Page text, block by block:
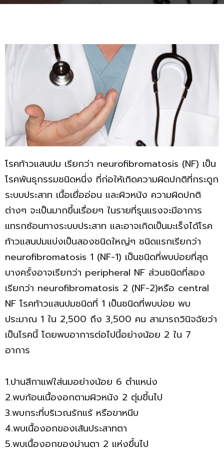
โรคท้าวแสนปม เรียกว่า neurofibromatosis (NF) เป็น
โรคพันธุกรรมชนิดหนึ่ง ที่ก่อให้เกิดความผิดปกติที่กระดูก
ระบบประสาท เนื้อเยื่ออ่อน และผิวหนัง ความผิดปกติ
ต่างๆ จะเป็นมากขึ้นเรื่อยๆ ในรายที่รุนแรงจะมีอาการ
แทรกซ้อนทางระบบประสาท และอาจเกิดเป็นมะเร็งได้โรค
ท้าวแสนปมแบ่งเป็นสองชนิดใหญ่ๆ ชนิดแรกเรียกว่า
neurofibromatosis 1 (NF-1) เป็นชนิดที่พบบ่อยที่สุด
บางครั้งอาจเรียกว่า peripheral NF ส่วนชนิดที่สอง
เรียกว่า neurofibromatosis 2 (NF-2)หรือ central
NF โรคท้าวแสนปมชนิดที่ 1 เป็นชนิดที่พบบ่อย พบ
ประมาณ 1 ใน 2,500 ถึง 3,500 คน สามารถวินิจฉัยว่า
เป็นโรคนี้ โดยพบอาการต่อไปนี้อย่างน้อย 2 ใน 7
อาการ
1.ปานสีกาแฟใส่นมอย่างน้อย 6 ตำแหน่ง
2.พบก้อนเนื้องอกตามผิวหนัง 2 ตุ่มขึ้นไป
3.พบกระที่บริเวณรักแร้ หรือขาหนีบ
4.พบเนื้องอกของเส้นประสาทตา
5.พบเนื้องอกของม่านตา 2 แห่งขึ้นไป